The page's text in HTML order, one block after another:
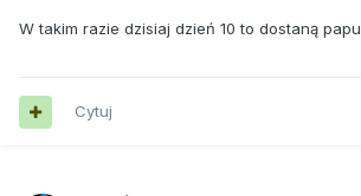
W takim razie dzisiaj dzień 10 to dostaną papu
Cytuj